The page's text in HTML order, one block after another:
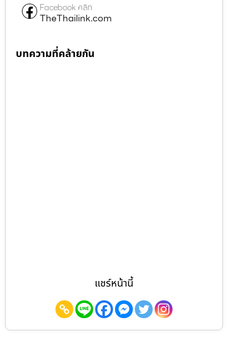
Facebook คลิก
TheThailink.com
บทความที่คล้ายกัน
แชร์หน้านี้